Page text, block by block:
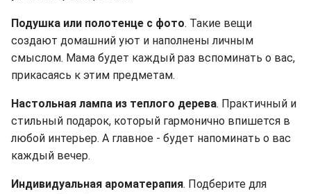
Подушка или полотенце с фото. Такие вещи
создают домашний уют и наполнены личным
смыслом. Мама будет каждый раз вспоминать о вас,
прикасаясь к этим предметам.
Настольная лампа из теплого дерева. Практичный и
стильный подарок, который гармонично впишется в
любой интерьер. А главное - будет напоминать о вас
каждый вечер.
Индивидуальная ароматерапия. Подберите для